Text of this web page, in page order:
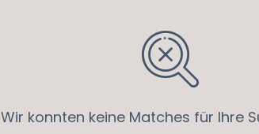
Wir konnten keine Matches für Ihre